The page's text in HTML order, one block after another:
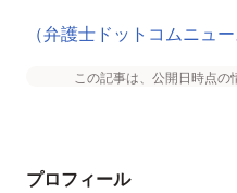
（弁護士ドットコムニュー
この記事は、公開日時点の
プロフィール